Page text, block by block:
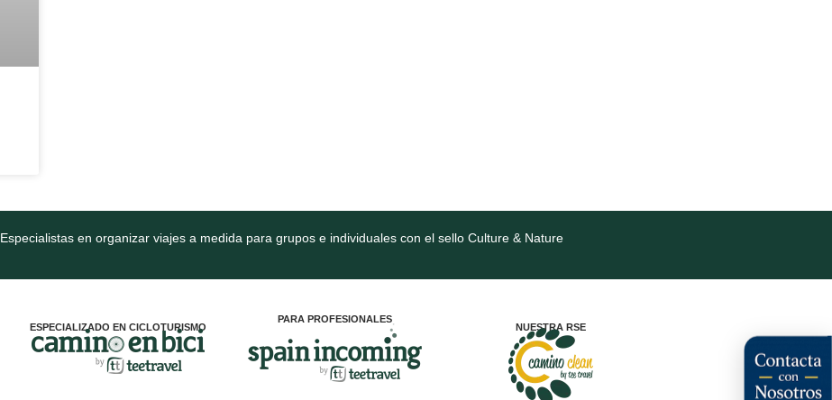
Especialistas en organizar viajes a medida para grupos e individuales con el sello Culture & Nature
ESPECIALIZADO EN CICLOTURISMO
PARA PROFESIONALES
NUESTRA RSE